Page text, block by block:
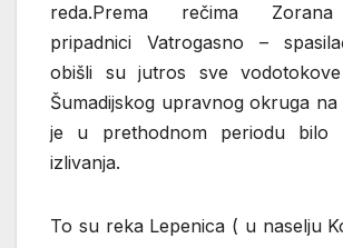
reda.Prema rečima
pripadnici Vatrogasno –
obišli su jutros sve
Šumadijskog upravnog okruga na
je u prethodnom periodu bilo
izlivanja.
To su reka Lepenica ( u naselju